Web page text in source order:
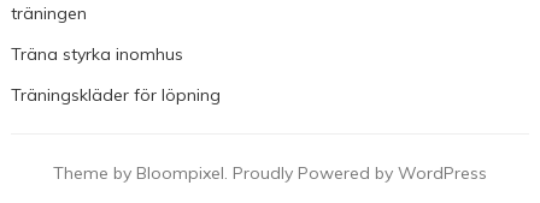
träningen
Träna styrka inomhus
Träningskläder för löpning
Theme by Bloompixel. Proudly Powered by WordPress